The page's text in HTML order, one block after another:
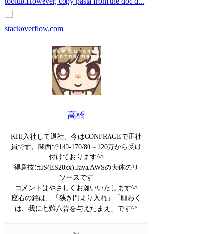
stackoverflow.com
高橋
KHI入社して退社。今はCONFRAGEで正社
員です。関西で140-170/80～120万から受け
付けております^^
得意技はJS(ES20xx),Java,AWSの大体のリ
ソースです
コメントはやさしくお願いいたします^^
座右の銘は、「狭き門より入れ」「願わく
は、我に七難八苦を与えたまえ」です^^